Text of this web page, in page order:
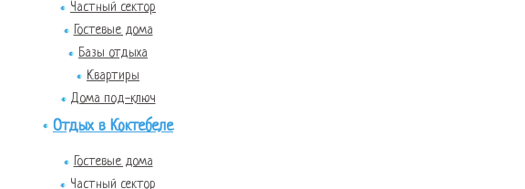
Частный сектор
Гостевые дома
Базы отдыха
Квартиры
Дома под-ключ
Отдых в Коктебеле
Гостевые дома
Частный сектор